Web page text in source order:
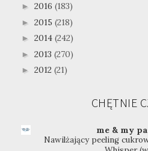
► 2016 (183)
► 2015 (218)
► 2014 (242)
► 2013 (270)
► 2012 (21)
CHĘTNIE
me & my
Nawilżający peeling